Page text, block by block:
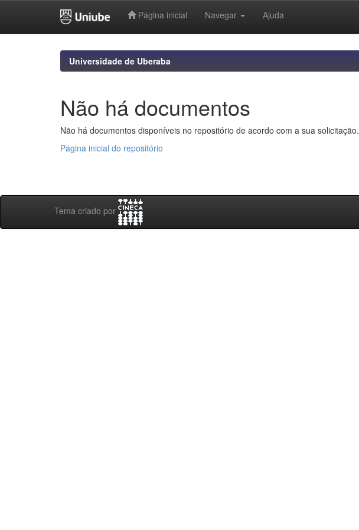
Página inicial Navegar Ajuda
Universidade de Uberaba
Não há documentos
Não há documentos disponíveis no repositório de acordo com a sua solicitação.
Página inicial do repositório
Tema criado por